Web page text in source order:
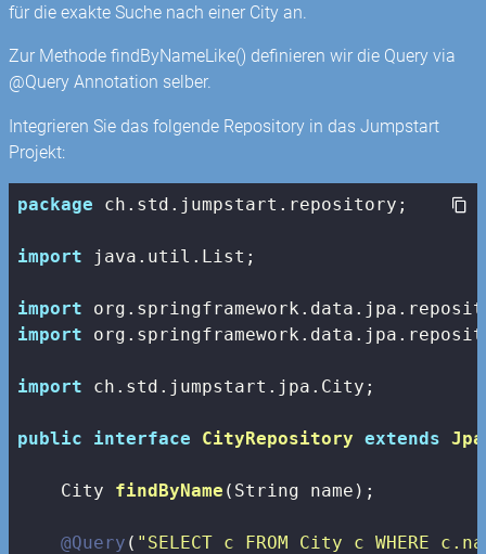
für die exakte Suche nach einer City an.
Zur Methode findByNameLike() definieren wir die Query via
@Query Annotation selber.
Integrieren Sie das folgende Repository in das Jumpstart
Projekt:
package ch.std.jumpstart.repository;
import java.util.List;
import
import
import ch.std.jumpstart.jpa.City;
public interface CityRepository extends
City findByName (String name) ;
@Query ( "SELECT c FROM City c WHERE